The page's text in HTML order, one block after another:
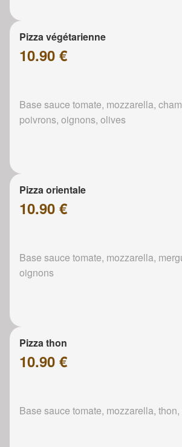
Pizza végétarienne
10.90 €
Base sauce tomate, mozzarella,
poivrons, oignons, olives
Pizza orientale
10.90 €
Base sauce tomate, mozzarella,
oignons
Pizza thon
10.90 €
Base sauce tomate, mozzarella,